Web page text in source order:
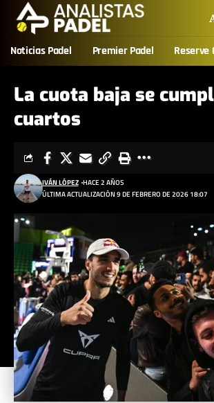
Noticias Padel Premier Padel Reserve
La cuota baja se
cuartos
ÚLTIMA ACTUALIZACIÓN 9 DE FEBRERO DE 2026 18:07
IVÁN LÓPEZ HACE 2 AÑOS